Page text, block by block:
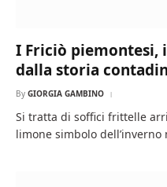
I Friciò piemontesi,
dalla storia
By GIORGIA GAMBINO
Si tratta di soffici frittelle
limone simbolo